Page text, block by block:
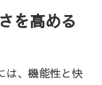
を高める
は、機能性と快